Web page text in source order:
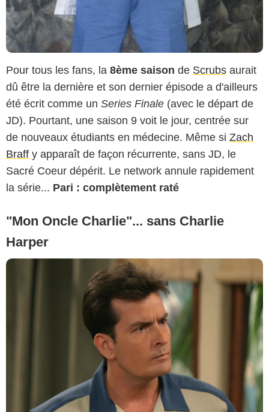
Pour tous les fans, la 8ème saison de Scrubs aurait
dû être la dernière et son dernier épisode a d'ailleurs
été écrit comme un Series Finale (avec le départ de
JD). Pourtant, une saison 9 voit le jour, centrée sur
de nouveaux étudiants en médecine. Même si Zach
Braff y apparaît de façon récurrente, sans JD, le
Sacré Coeur dépérit. Le network annule rapidement
la série... Pari : complètement raté
"Mon Oncle Charlie"... sans Charlie
Harper